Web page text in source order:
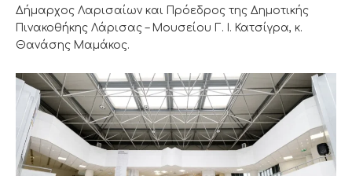
Δήμαρχος Λαρισαίων και Πρόεδρος της Δημοτικής
Πινακοθήκης Λάρισας – Μουσείου Γ. Ι. Κατσίγρα, κ.
Θανάσης Μαμάκος.